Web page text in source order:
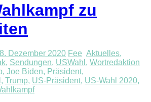
zu
Dezember 2020 Fee Aktuelles,
, Sendungen, USWahl , Wortredaktion
, Joe Biden, Präsident,
, Trump, US-Präsident, US-Wahl 2020,